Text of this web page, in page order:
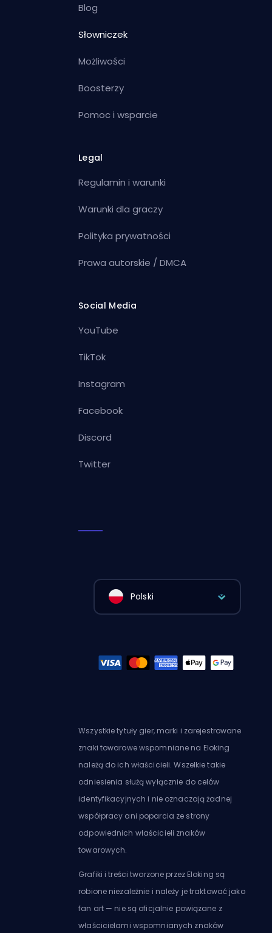
Blog
Słowniczek
Możliwości
Boosterzy
Pomoc i wsparcie
Legal
Regulamin i warunki
Warunki dla graczy
Polityka prywatności
Prawa autorskie / DMCA
Social Media
YouTube
TikTok
Instagram
Facebook
Discord
Twitter
Polski
Wszystkie tytuły gier, marki i zarejestrowane
znaki towarowe wspomniane na Eloking
należą do ich właścicieli. Wszelkie takie
odniesienia służą wyłącznie do celów
identyfikacyjnych i nie oznaczają żadnej
współpracy ani poparcia ze strony
odpowiednich właścicieli znaków
towarowych.
Grafiki i treści tworzone przez Eloking są
robione niezależnie i należy je traktować jako
fan art — nie są oficjalnie powiązane z
właścicielami wspomnianych znaków